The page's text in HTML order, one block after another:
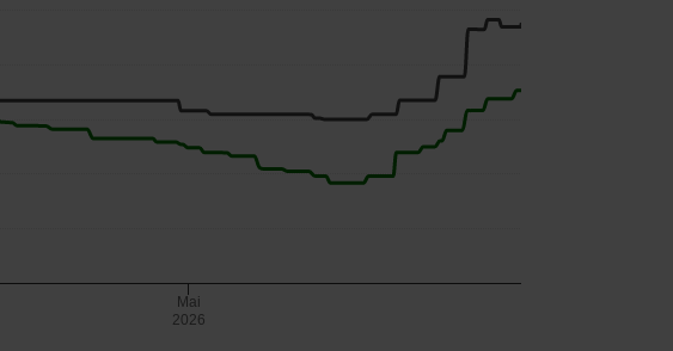
Mai
2026